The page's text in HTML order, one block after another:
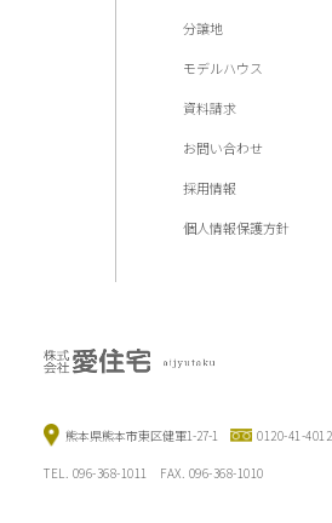
分譲地
モデルハウス
資料請求
お問い合わせ
採用情報
個人情報保護方針
熊本県熊本市東区健軍1-27-1 0120-41-4012
TEL. 096-368-1011 FAX. 096-368-1010